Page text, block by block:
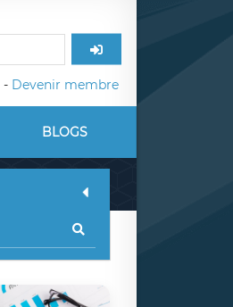
- Devenir membre
BLOGS